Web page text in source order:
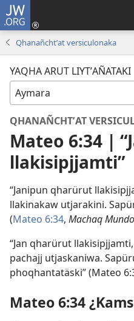
JW.ORG
Qhanañchtʼat versiculonaka
YAQHA ARUT LIYTʼAÑATAKI
QHANAÑCHTʼAT
Mateo 6:34 |
llakisipjjamti”
“Janipun qharürut
llakinakaw utjarakini.
(Mateo 6:34, Machaq
“Jan qharürut
pachajj utjaskaniwa.
phoqhantatäski” (Mateo
Mateo 6:34